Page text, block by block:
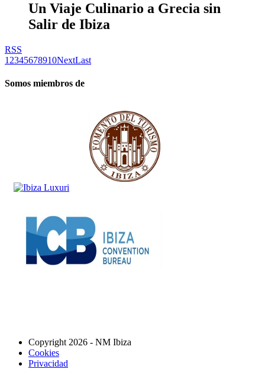
Un Viaje Culinario a Grecia sin
Salir de Ibiza
RSS
1 2345678910NextLast
Somos miembros de
Copyright 2026 - NM Ibiza
Cookies
Privacidad